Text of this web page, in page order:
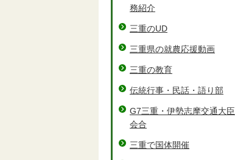
務紹介
三重のUD
三重県の就農応援動画
三重の教育
伝統行事・民話・語り部
G7三重・伊勢志摩交通大臣
会合
三重で国体開催